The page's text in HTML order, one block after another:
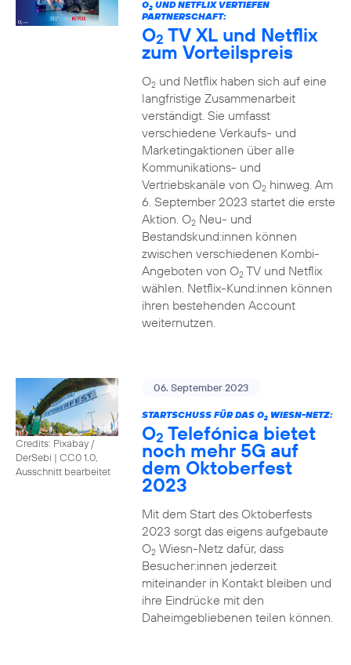
O2UND NETFLIX VERTIEFEN
PARTNERSCHAFT:
O2 TV XL und Netflix
zum Vorteilspreis
O2und Netflix haben sich auf eine
langfristige Zusammenarbeit
verständigt. Sie umfasst
verschiedene Verkaufs- und
Marketingaktionen über alle
Kommunikations- und
Vertriebskanäle von O2hinweg. Am
6. September 2023 startet die erste
Aktion. O2Neu- und
Bestandskund:innen können
zwischen verschiedenen Kombi-
Angeboten von O2TV und Netflix
wählen. Netflix-Kund:innen können
ihren bestehenden Account
weiternutzen.
Credits: Pixabay /
DerSebi | CC0 1.0,
Ausschnitt bearbeitet
06. September 2023
STARTSCHUSS FÜR DAS O2WIESN-NETZ:
O2 Telefónica bietet
noch mehr 5G auf
dem Oktoberfest
2023
Mit dem Start des Oktoberfests
2023 sorgt das eigens aufgebaute
O2Wiesn-Netz dafür, dass
Besucher:innen jederzeit
miteinander in Kontakt bleiben und
ihre Eindrücke mit den
Daheimgebliebenen teilen können.